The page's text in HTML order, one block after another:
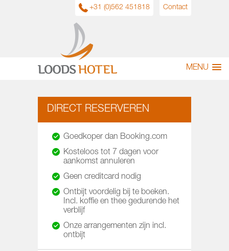
MENU
+31 (0)562 451818 Contact
DIRECT RESERVEREN
Goedkoper dan Booking.com
Kosteloos tot 7 dagen voor
aankomst annuleren
Geen creditcard nodig
Ontbijt voordelig bij te boeken.
Incl. koffie en thee gedurende het
verblijf
Onze arrangementen zijn incl.
ontbijt